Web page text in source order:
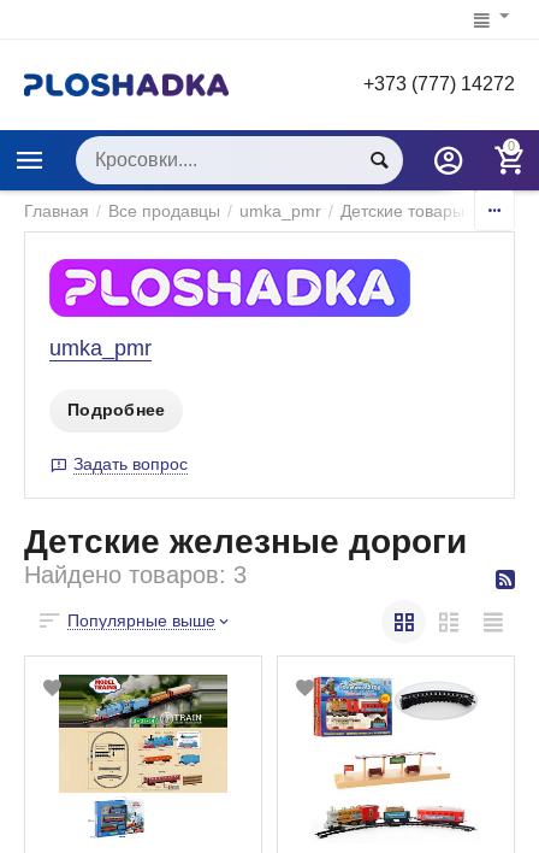
+373 (777) 14272
0
Главная / Все продавцы / umka_pmr / Детские товары Игры
Детские железные дороги
Найдено товаров: 3
Популярные выше
umka_pmr
Подробнее
Задать вопрос